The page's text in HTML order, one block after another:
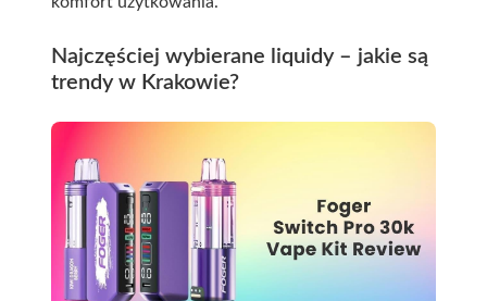
Najczęściej wybierane liquidy – jakie są
trendy w Krakowie?